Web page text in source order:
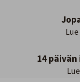
14